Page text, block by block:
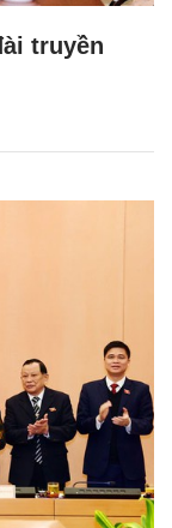
truyền